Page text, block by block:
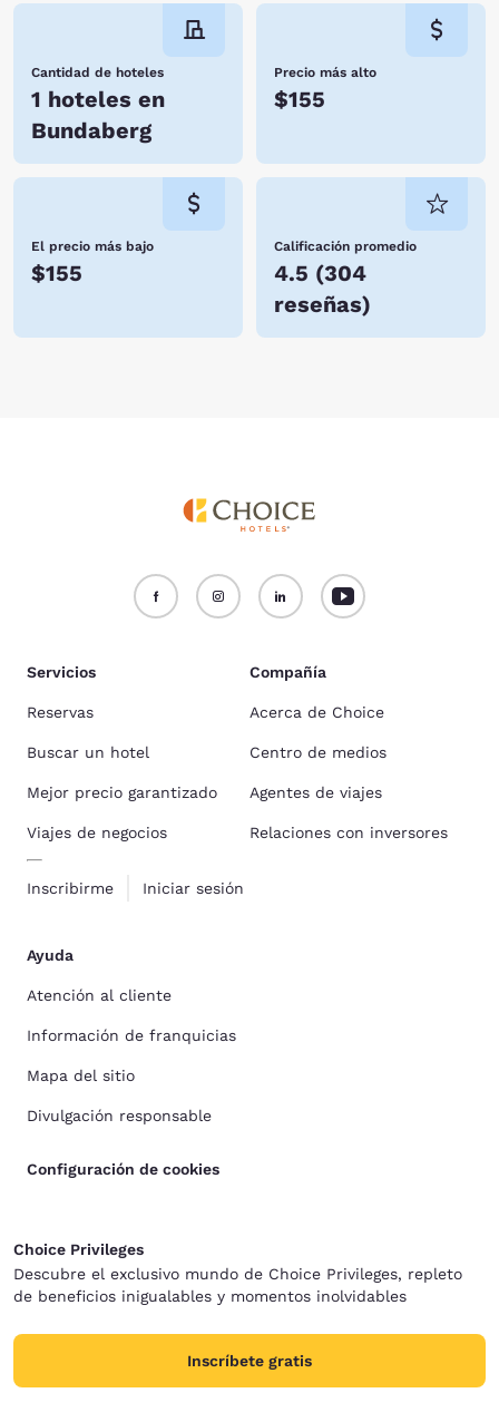
Cantidad de hoteles
1 hoteles en
Bundaberg
Precio más alto
$155
El precio más bajo
$155
Calificación promedio
4.5 (304
reseñas)
Servicios
Reservas
Buscar un hotel
Mejor precio garantizado
Viajes de negocios
Inscribirme Iniciar sesión
Compañía
Acerca de Choice
Centro de medios
Agentes de viajes
Relaciones con inversores
Ayuda
Atención al cliente
Información de franquicias
Mapa del sitio
Divulgación responsable
Configuración de cookies
Choice Privileges
Descubre el exclusivo mundo de Choice Privileges, repleto
de beneficios inigualables y momentos inolvidables
Inscríbete gratis